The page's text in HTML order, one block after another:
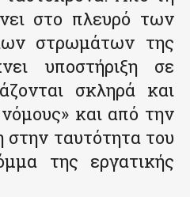
στο πλευρό των
στρωμάτων της
υποστήριξη σε
σκληρά και
και από την
στην ταυτότητα του
της εργατικής